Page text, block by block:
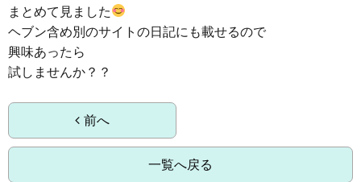
まとめて見ました
ヘブン含め別のサイトの日記にも載せるので
興味あったら
試しませんか？？
前へ
一覧へ戻る